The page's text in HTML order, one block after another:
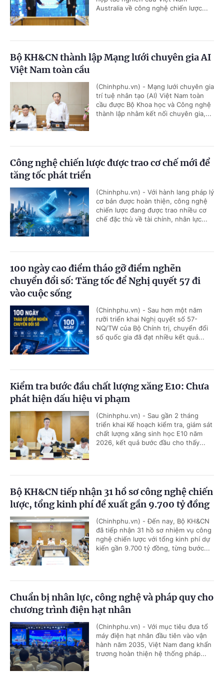
Australia về công nghệ chiến lược...
Bộ KH&CN thành lập Mạng lưới chuyên gia AI
Việt Nam toàn cầu
(Chinhphu.vn) - Mạng lưới chuyên gia
trí tuệ nhân tạo (AI) Việt Nam toàn
cầu được Bộ Khoa học và Công nghệ
thành lập nhằm kết nối chuyên gia,...
Công nghệ chiến lược được trao cơ chế mới để
tăng tốc phát triển
(Chinhphu.vn) - Với hành lang pháp lý
cơ bản được hoàn thiện, công nghệ
chiến lược đang được trao nhiều cơ
chế đặc thù về tài chính, nhân lực...
100 ngày cao điểm tháo gỡ điểm nghẽn
chuyển đổi số: Tăng tốc để Nghị quyết 57 đi
vào cuộc sống
(Chinhphu.vn) - Sau hơn một năm
rưỡi triển khai Nghị quyết số 57-
NQ/TW của Bộ Chính trị, chuyển đổi
số quốc gia đã đạt nhiều kết quả...
Kiểm tra bước đầu chất lượng xăng E10: Chưa
phát hiện dấu hiệu vi phạm
(Chinhphu.vn) - Sau gần 2 tháng
triển khai Kế hoạch kiểm tra, giám sát
chất lượng xăng sinh học E10 năm
2026, kết quả bước đầu cho thấy...
Bộ KH&CN tiếp nhận 31 hồ sơ công nghệ chiến
lược, tổng kinh phí đề xuất gần 9.700 tỷ đồng
(Chinhphu.vn) - Đến nay, Bộ KH&CN
đã tiếp nhận 31 hồ sơ nhiệm vụ công
nghệ chiến lược với tổng kinh phí dự
kiến gần 9.700 tỷ đồng, từng bước...
Chuẩn bị nhân lực, công nghệ và pháp quy cho
chương trình điện hạt nhân
(Chinhphu.vn) - Với mục tiêu đưa tổ
máy điện hạt nhân đầu tiên vào vận
hành năm 2035, Việt Nam đang khẩn
trương hoàn thiện hệ thống pháp...